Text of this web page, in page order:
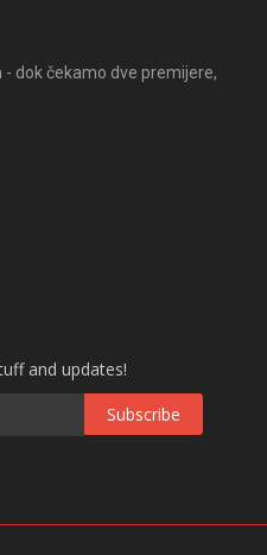
- dok čekamo dve premijere,
and updates!
Subscribe